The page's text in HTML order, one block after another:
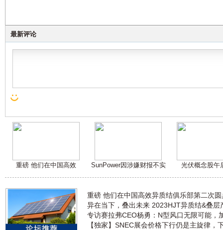
最新评论
重磅 他们在中国高效 SunPower因涉嫌财报不实 光伏概念股午
重磅 他们在中国高效异质结俱乐部第二次
异在当下，叠出未来 2023HJT异质结&叠层
专访赛拉弗CEO杨勇：N型风口无限可能，
【独家】SNEC展会价格下行仍是主旋律，